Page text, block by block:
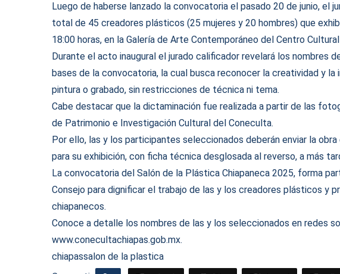
Luego de haberse lanzado la convocatoria el pasado 20 de junio, el
total de 45 creadores plásticos (25 mujeres y 20 hombres) que
18:00 horas, en la Galería de Arte Contemporáneo del Centro
Durante el acto inaugural el jurado calificador revelará los nombres
bases de la convocatoria, la cual busca reconocer la creatividad y la
pintura o grabado, sin restricciones de técnica ni tema.
Cabe destacar que la dictaminación fue realizada a partir de las
de Patrimonio e Investigación Cultural del Coneculta.
Por ello, las y los participantes seleccionados deberán enviar la
para su exhibición, con ficha técnica desglosada al reverso, a más
La convocatoria del Salón de la Plástica Chiapaneca 2025, forma
Consejo para dignificar el trabajo de las y los creadores plásticos y
chiapanecos.
Conoce a detalle los nombres de las y los seleccionados en redes
www.conecultachiapas.gob.mx.
chiapassalon de la plastica